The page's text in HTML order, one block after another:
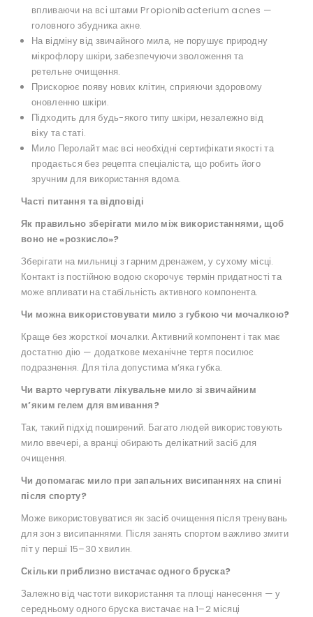
впливаючи на всі штами Propionibacterium acnes —
головного збудника акне.
На відміну від звичайного мила, не порушує природну
мікрофлору шкіри, забезпечуючи зволоження та
ретельне очищення.
Прискорює появу нових клітин, сприяючи здоровому
оновленню шкіри.
Підходить для будь-якого типу шкіри, незалежно від
віку та статі.
Мило Перолайт має всі необхідні сертифікати якості та
продається без рецепта спеціаліста, що робить його
зручним для використання вдома.
Часті питання та відповіді
Як правильно зберігати мило між використаннями, щоб
воно не «розкисло»?
Зберігати на мильниці з гарним дренажем, у сухому місці.
Контакт із постійною водою скорочує термін придатності та
може впливати на стабільність активного компонента.
Чи можна використовувати мило з губкою чи мочалкою?
Краще без жорсткої мочалки. Активний компонент і так має
достатню дію — додаткове механічне тертя посилює
подразнення. Для тіла допустима м’яка губка.
Чи варто чергувати лікувальне мило зі звичайним
м’яким гелем для вмивання?
Так, такий підхід поширений. Багато людей використовують
мило ввечері, а вранці обирають делікатний засіб для
очищення.
Чи допомагає мило при запальних висипаннях на спині
після спорту?
Може використовуватися як засіб очищення після тренувань
для зон з висипаннями. Після занять спортом важливо змити
піт у перші 15–30 хвилин.
Скільки приблизно вистачає одного бруска?
Залежно від частоти використання та площі нанесення — у
середньому одного бруска вистачає на 1–2 місяці